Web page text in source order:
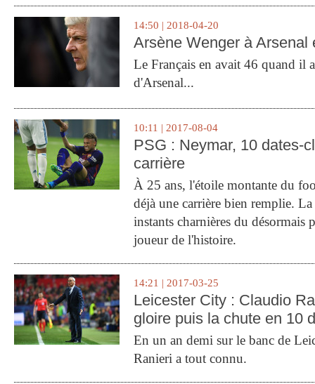
14:50 | 2018-04-20
Arsène Wenger à Arsenal
Le Français en avait 46 quand il
d'Arsenal...
10:11 | 2017-08-04
PSG : Neymar, 10 dates-
carrière
À 25 ans, l'étoile montante du
déjà une carrière bien remplie.
instants charnières du désormais
joueur de l'histoire.
14:21 | 2017-03-25
Leicester City : Claudio
gloire puis la chute en 10
En un an demi sur le banc de
Ranieri a tout connu.